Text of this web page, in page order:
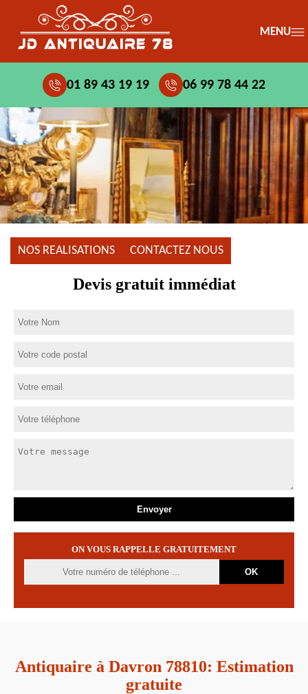
MENU
01 89 43 19 19 06 99 78 44 22
NOS REALISATIONS CONTACTEZ NOUS
Devis gratuit immédiat
ON VOUS RAPPELLE GRATUITEMENT
Antiquaire à Davron 78810: Estimation
gratuite